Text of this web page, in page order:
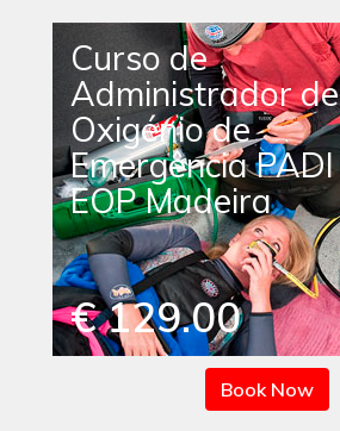
Curso de
Administrador de
Oxigénio de
Emergência PADI
EOP Madeira
€ 129.00
Book Now